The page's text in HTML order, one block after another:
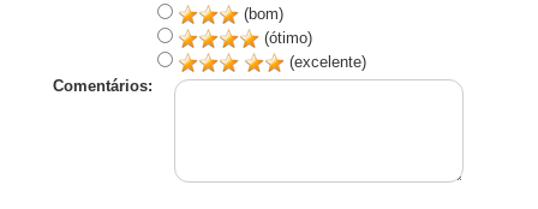
(bom)
(ótimo)
(excelente)
Comentários: